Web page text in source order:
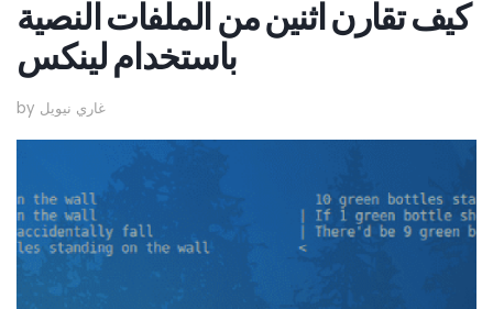
كيف تقارن اثنين من الملفات النصية
باستخدام لينكس
by غاري نيويل